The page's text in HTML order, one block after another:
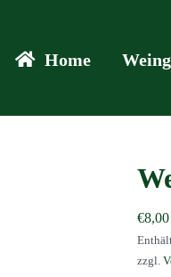
Home
€8,00
zzgl.